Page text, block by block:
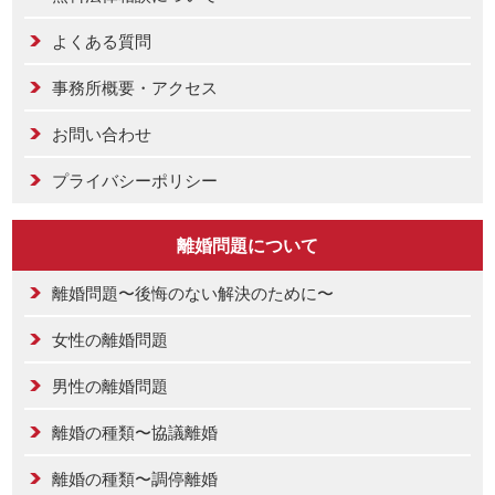
よくある質問
事務所概要・アクセス
お問い合わせ
プライバシーポリシー
離婚問題について
離婚問題〜後悔のない解決のために〜
女性の離婚問題
男性の離婚問題
離婚の種類〜協議離婚
離婚の種類〜調停離婚